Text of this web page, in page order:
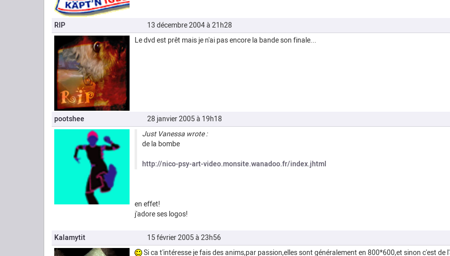
RIP
13 décembre 2004 à 21h28
Le dvd est prêt mais je n'ai pas encore la bande son finale...
pootshee
28 janvier 2005 à 19h18
Just Vanessa wrote :
de la bombe
http://nico-psy-art-video.monsite.wanadoo.fr/index.jhtml
en effet!
j'adore ses logos!
Kalamytit
15 février 2005 à 23h56
Si ca t'intéresse je fais des anims,par passion,elles sont généralement en 800*600,et sinon c'est